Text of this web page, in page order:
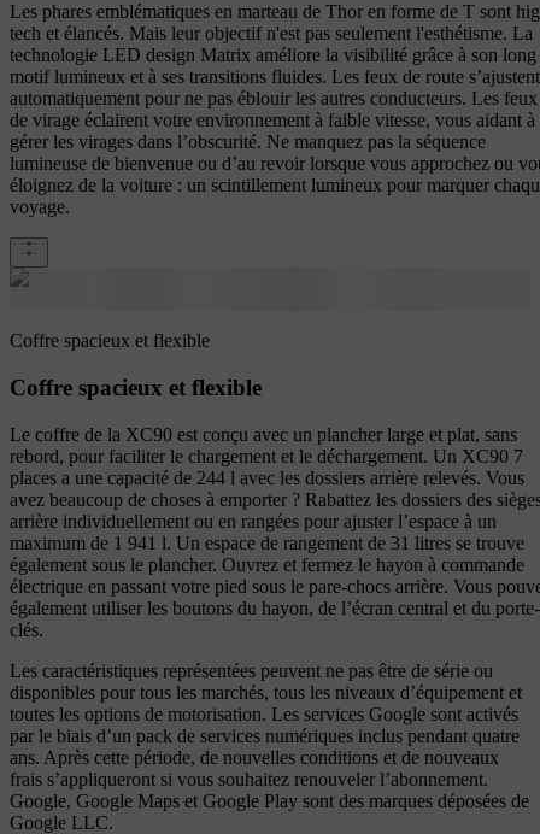
Les phares emblématiques en marteau de Thor en forme de T sont
tech et élancés. Mais leur objectif n'est pas seulement l'esthétisme. La
technologie LED design Matrix améliore la visibilité grâce à son long
motif lumineux et à ses transitions fluides. Les feux de route s’ajustent
automatiquement pour ne pas éblouir les autres conducteurs. Les feux
de virage éclairent votre environnement à faible vitesse, vous aidant à
gérer les virages dans l’obscurité. Ne manquez pas la séquence
lumineuse de bienvenue ou d’au revoir lorsque vous approchez ou
éloignez de la voiture : un scintillement lumineux pour marquer
voyage.
Coffre spacieux et flexible
Coffre spacieux et flexible
Le coffre de la XC90 est conçu avec un plancher large et plat, sans
rebord, pour faciliter le chargement et le déchargement. Un XC90 7
places a une capacité de 244 l avec les dossiers arrière relevés. Vous
avez beaucoup de choses à emporter ? Rabattez les dossiers des
arrière individuellement ou en rangées pour ajuster l’espace à un
maximum de 1 941 l. Un espace de rangement de 31 litres se trouve
également sous le plancher. Ouvrez et fermez le hayon à commande
électrique en passant votre pied sous le pare-chocs arrière. Vous
également utiliser les boutons du hayon, de l’écran central et du porte-
clés.
Les caractéristiques représentées peuvent ne pas être de série ou
disponibles pour tous les marchés, tous les niveaux d’équipement et
toutes les options de motorisation. Les services Google sont activés
par le biais d’un pack de services numériques inclus pendant quatre
ans. Après cette période, de nouvelles conditions et de nouveaux
frais s’appliqueront si vous souhaitez renouveler l’abonnement.
Google, Google Maps et Google Play sont des marques déposées de
Google LLC.